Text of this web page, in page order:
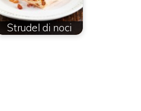
Strudel di noci